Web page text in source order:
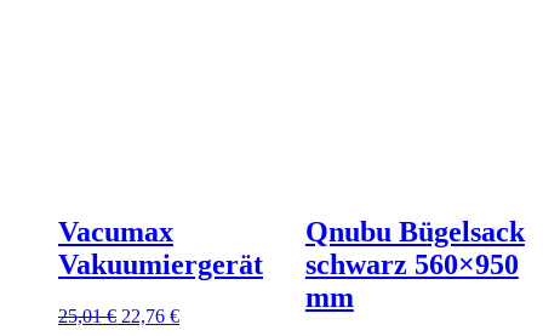
Vacumax
Vakuumiergerät
25,01€ Ursprünglicher
22,76 €Aktueller
Qnubu Bügelsack
schwarz 560×950
mm